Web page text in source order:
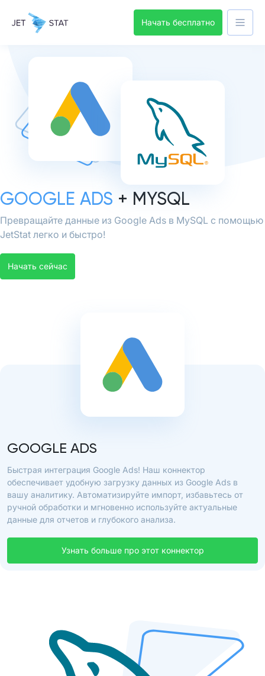
Начать бесплатно
GOOGLE ADS + MYSQL
Превращайте данные из Google Ads в MySQL с помощью
JetStat легко и быстро!
Начать сейчас
GOOGLE ADS
Быстрая интеграция Google Ads! Наш коннектор
обеспечивает удобную загрузку данных из Google Ads в
вашу аналитику. Автоматизируйте импорт, избавьтесь от
ручной обработки и мгновенно используйте актуальные
данные для отчетов и глубокого анализа.
Узнать больше про этот коннектор